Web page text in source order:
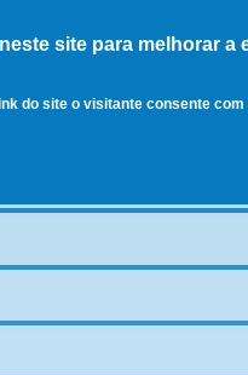
site para melhorar a
do site o visitante consente com
LERPARAVER , ir
O portal da visão diferente